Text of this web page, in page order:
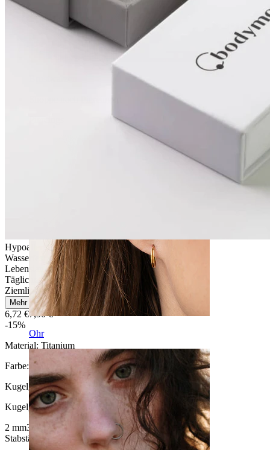
Ohr
Hypoallergen
Wasserfest
Lebenslange Haltbarkeit
Tägliches Tragen
Ziemlich leicht
Mehr lesen
6,72 €7,90 €
-15%
Material: Titanium
Farbe: Silber
Kugelgröße:
Kugelgröße auswählen
2 mm3 mm
Stabstärke: